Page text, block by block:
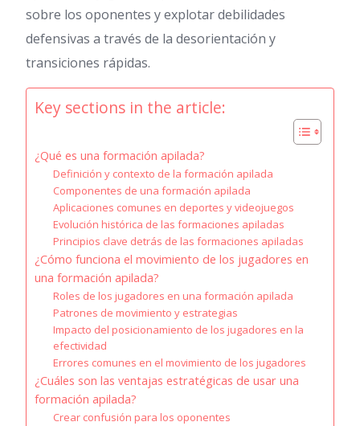
sobre los oponentes y explotar debilidades
defensivas a través de la desorientación y
transiciones rápidas.
Key sections in the article:
¿Qué es una formación apilada?
Definición y contexto de la formación apilada
Componentes de una formación apilada
Aplicaciones comunes en deportes y videojuegos
Evolución histórica de las formaciones apiladas
Principios clave detrás de las formaciones apiladas
¿Cómo funciona el movimiento de los jugadores en
una formación apilada?
Roles de los jugadores en una formación apilada
Patrones de movimiento y estrategias
Impacto del posicionamiento de los jugadores en la
efectividad
Errores comunes en el movimiento de los jugadores
¿Cuáles son las ventajas estratégicas de usar una
formación apilada?
Crear confusión para los oponentes